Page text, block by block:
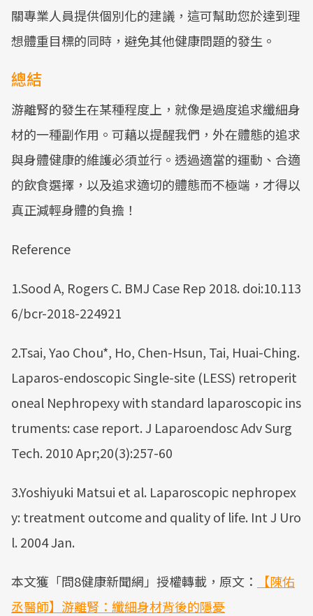
關專業人員提供個別化的建議，這可幫助您於達到理
想體重目標的同時，避免其他健康問題的發生。
總結
游離腎的發生在某種程度上，就像是過度追求纖細身
材的一種副作用。可藉以提醒我們，外在體態的追求
與身體健康的維護必須並行。透過適當的運動、合適
的飲食選擇，以及追求適切的體態而不極端，才得以
真正減輕身體的負擔！
Reference
1.Sood A, Rogers C. BMJ Case Rep 2018. doi:10.113
6/bcr-2018-224921
2.Tsai, Yao Chou*, Ho, Chen-Hsun, Tai, Huai-Ching.
Laparos-endoscopic Single-site (LESS) retroperit
oneal Nephropexy with standard laparoscopic ins
truments: case report. J Laparoendosc Adv Surg
Tech. 2010 Apr;20(3):257-60
3.Yoshiyuki Matsui et al. Laparoscopic nephropex
y: treatment outcome and quality of life. Int J Uro
l. 2004 Jan.
本文獲「問8健康新聞網」授權轉載，原文：
【陳佑
丞醫師】游離腎：纖細身材背後的隱憂